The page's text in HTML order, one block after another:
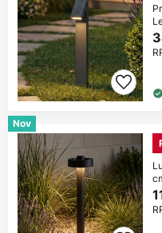
Nov